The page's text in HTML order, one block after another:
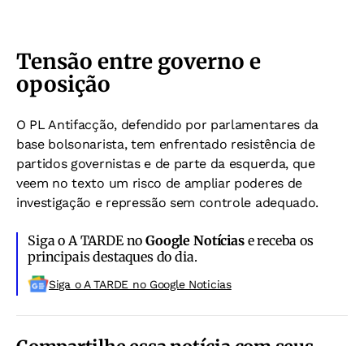
Tensão entre governo e
oposição
O PL Antifacção, defendido por parlamentares da
base bolsonarista, tem enfrentado resistência de
partidos governistas e de parte da esquerda, que
veem no texto um risco de ampliar poderes de
investigação e repressão sem controle adequado.
Siga o A TARDE noGoogle Notíciase receba os
principais destaques do dia.
Siga o A TARDE no Google Noticias